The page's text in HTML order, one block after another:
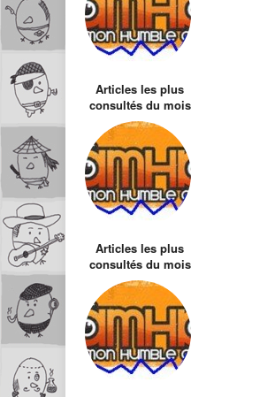
Articles les plus
consultés du mois
d’Avril
Articles les plus
consultés du mois
de Juin